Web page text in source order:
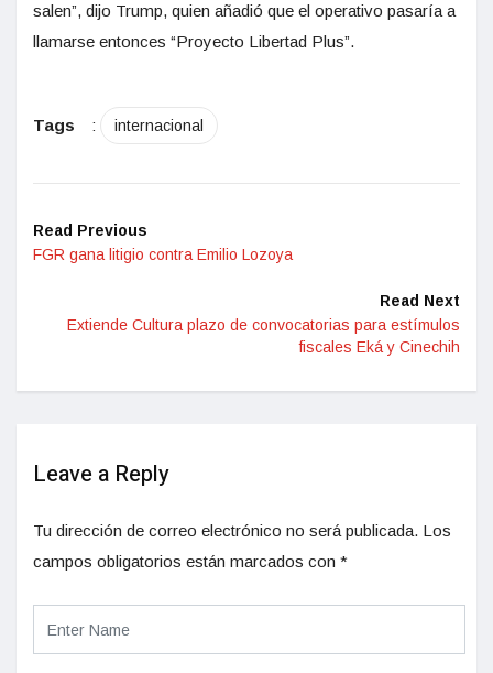
salen”, dijo Trump, quien añadió que el operativo pasaría a
llamarse entonces “Proyecto Libertad Plus”.
Tags : internacional
Read Previous
FGR gana litigio contra Emilio Lozoya
Read Next
Extiende Cultura plazo de convocatorias para estímulos
fiscales Eká y Cinechih
Leave a Reply
Tu dirección de correo electrónico no será publicada. Los
campos obligatorios están marcados con *